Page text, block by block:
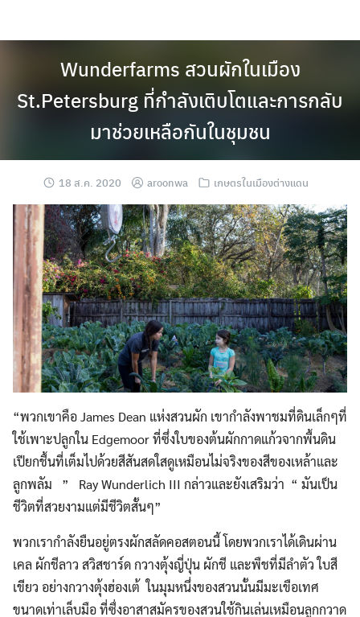
Wunderfarms สวนผักในเมือง
St.Petersburg ที่กำลังเติบโตและการกลับ
มาช่วยเหลือกันในชุมชน
18 ส.ค. 2020 aroonwa เกษตรในเมืองต่างแดน
“พวกเขาคือ James Dean แห่งสวนผัก เขากำลังพาชมที่ดินเล็กๆที่
ใช้เพาะปลูกใน Edgemoor ที่ซึ่งใบของต้นผักกาดแก้วจากพื้นดิน
เปียกชื้นที่เต็มไปด้วยสีสันสดใสดูเหมือนไม่จริงของสีของเหล้าและ
ลูกพลัม ” Ray Wunderlich III กล่าวและยังเสริมว่า “ มันเป็น
ชีวิตที่สวยงามแต่มีชีวิตสั้นๆ”
พวกเรากำลังยืนอยู่ตรงผักสลัดคอสตอนนี้ โดยพวกเราได้เดินผ่าน
เคล ผักชีลาว สวิสชาร์ด กวางตุ้งญี่ปุ่น ผักชี และพืชที่มีลำตัว ใบสี
เขียว อย่างกวางตุ้งฮ่องเต้ ในมุมหนึ่งของสวนนั้นมีมะเขือเทศ
ขนาดเท่าเล็บมือ ที่ซื่งอาสาสมัครของสวนใช้กินเล่นเหมือนลูกกวาด